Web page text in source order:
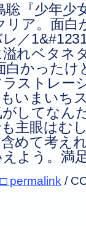
聡『少年少
リア。面
／
れベタネ
白かった
ストレー
いまいち
してなん
主眼はむ
めて考え
よう。満
□ permalink /